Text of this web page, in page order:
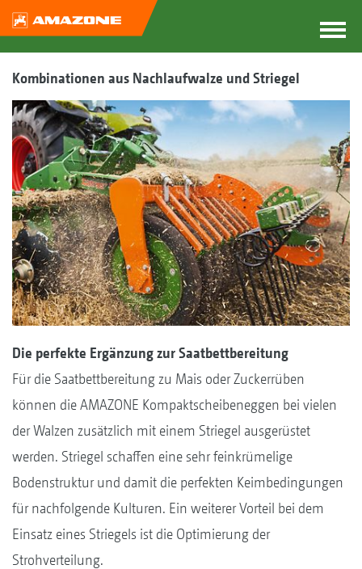
Kombinationen aus Nachlaufwalze und Striegel
Die perfekte Ergänzung zur Saatbettbereitung
Für die Saatbettbereitung zu Mais oder Zuckerrüben
können die AMAZONE Kompaktscheibeneggen bei vielen
der Walzen zusätzlich mit einem Striegel ausgerüstet
werden. Striegel schaffen eine sehr feinkrümelige
Bodenstruktur und damit die perfekten Keimbedingungen
für nachfolgende Kulturen. Ein weiterer Vorteil bei dem
Einsatz eines Striegels ist die Optimierung der
Strohverteilung.